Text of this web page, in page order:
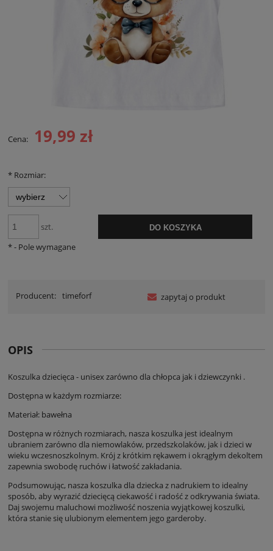
Cena: 19,99 zł
* Rozmiar:
szt. DO KOSZYKA
*- Pole wymagane
Producent: timeforf zapytaj o produkt
OPIS
Koszulka dziecięca - unisex zarówno dla chłopca jak i dziewczynki .
Dostępna w każdym rozmiarze:
Materiał: bawełna
Dostępna w różnych rozmiarach, nasza koszulka jest idealnym
ubraniem zarówno dla niemowlaków, przedszkolaków, jak i dzieci w
wieku wczesnoszkolnym. Krój z krótkim rękawem i okrągłym dekoltem
zapewnia swobodę ruchów i łatwość zakładania.
Podsumowując, nasza koszulka dla dziecka z nadrukiem to idealny
sposób, aby wyrazić dziecięcą ciekawość i radość z odkrywania świata.
Daj swojemu maluchowi możliwość noszenia wyjątkowej koszulki,
która stanie się ulubionym elementem jego garderoby.